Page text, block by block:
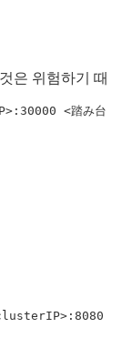
은 위험하기 때
<踏み台